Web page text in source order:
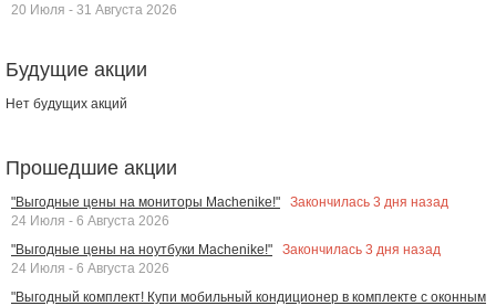
20 Июля - 31 Августа 2026
Будущие акции
Нет будущих акций
Прошедшие акции
"Выгодные цены на мониторы Machenike!" Закончилась 3 дня назад
24 Июля - 6 Августа 2026
"Выгодные цены на ноутбуки Machenike!"
Закончилась 3 дня назад
24 Июля - 6 Августа 2026
"Выгодный комплект! Купи мобильный кондиционер в комплекте с оконным